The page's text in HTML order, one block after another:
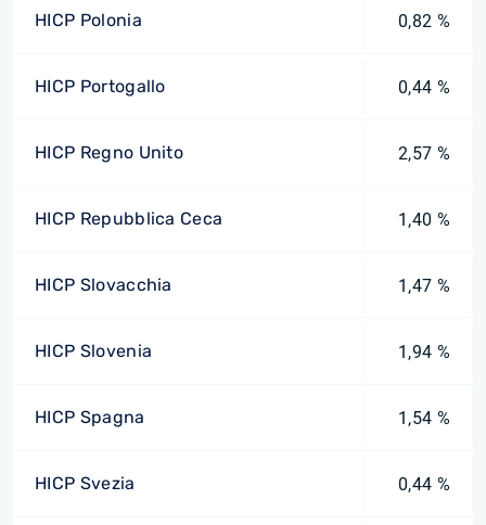
HICP Polonia 0,82 %
HICP Portogallo 0,44 %
HICP Regno Unito 2,57 %
HICP Repubblica Ceca 1,40 %
HICP Slovacchia 1,47 %
HICP Slovenia 1,94 %
HICP Spagna 1,54 %
HICP Svezia 0,44 %